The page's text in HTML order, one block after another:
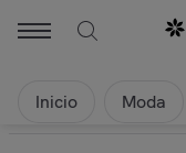
Inicio Moda